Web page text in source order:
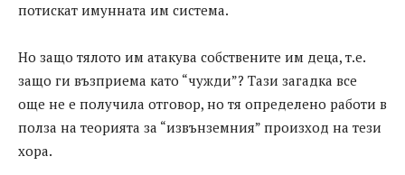
потискат имунната им система.
Но защо тялото им атакува собствените им деца, т.е.
защо ги възприема като “чужди”? Тази загадка все
още не е получила отговор, но тя определено работи в
полза на теорията за “извънземния” произход на тези
хора.